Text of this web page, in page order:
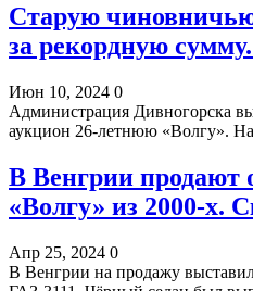
Старую
за рекордную
Июн 10, 2024 0
Администрация Дивногорска
аукцион 26-летнюю «Волгу».
В Венгрии продают
«Волгу» из 2000-х.
Апр 25, 2024 0
В Венгрии на продажу